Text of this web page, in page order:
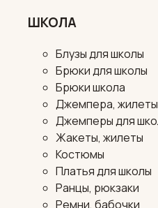
ШКОЛА
Блузы для школы
Брюки для школы
Брюки школа
Джемпера, жилеты
Джемперы для
Жакеты, жилеты
Костюмы
Платья для школы
Ранцы, рюкзаки
Ремни, бабочки